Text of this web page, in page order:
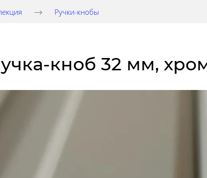
Ручки-кнобы
кноб 32 мм,